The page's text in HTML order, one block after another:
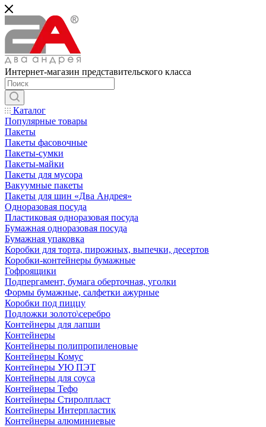
Интернет-магазин представительского класса
Каталог
Популярные товары
Пакеты
Пакеты фасовочные
Пакеты-сумки
Пакеты-майки
Пакеты для мусора
Вакуумные пакеты
Пакеты для шин «Два Андрея»
Одноразовая посуда
Пластиковая одноразовая посуда
Бумажная одноразовая посуда
Бумажная упаковка
Коробки для торта, пирожных, выпечки, десертов
Коробки-контейнеры бумажные
Гофроящики
Подпергамент, бумага оберточная, уголки
Формы бумажные, салфетки ажурные
Коробки под пиццу
Подложки золото\серебро
Контейнеры для лапши
Контейнеры
Контейнеры полипропиленовые
Контейнеры Комус
Контейнеры УЮ ПЭТ
Контейнеры для соуса
Контейнеры Тефо
Контейнеры Стиролпласт
Контейнеры Интерпластик
Контейнеры алюминиевые